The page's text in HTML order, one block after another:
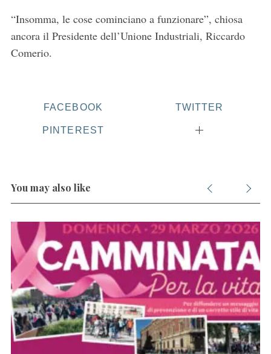
“Insomma, le cose cominciano a funzionare”, chiosa
ancora il Presidente dell’Unione Industriali, Riccardo
Comerio.
FACEBOOK TWITTER
PINTEREST
You may also like